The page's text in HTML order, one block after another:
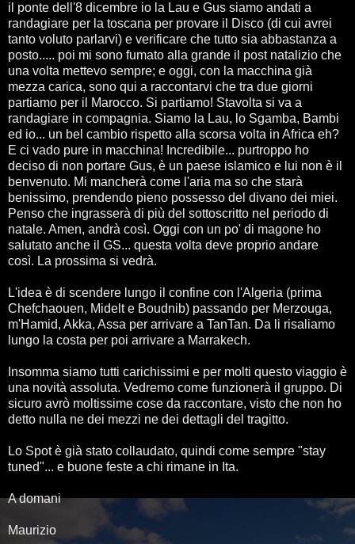
il ponte dell'8 dicembre io la Lau e Gus siamo andati a
randagiare per la toscana per provare il Disco (di cui avrei
tanto voluto parlarvi) e verificare che tutto sia abbastanza a
posto..... poi mi sono fumato alla grande il post natalizio che
una volta mettevo sempre; e oggi, con la macchina già
mezza carica, sono qui a raccontarvi che tra due giorni
partiamo per il Marocco. Si partiamo! Stavolta si va a
randagiare in compagnia. Siamo la Lau, lo Sgamba, Bambi
ed io... un bel cambio rispetto alla scorsa volta in Africa eh?
E ci vado pure in macchina! Incredibile... purtroppo ho
deciso di non portare Gus, è un paese islamico e lui non è il
benvenuto. Mi mancherà come l'aria ma so che starà
benissimo, prendendo pieno possesso del divano dei miei.
Penso che ingrasserà di più del sottoscritto nel periodo di
natale. Amen, andrà così. Oggi con un po' di magone ho
salutato anche il GS... questa volta deve proprio andare
così. La prossima si vedrà.
L'idea è di scendere lungo il confine con l'Algeria (prima
Chefchaouen, Midelt e Boudnib) passando per Merzouga,
m'Hamid, Akka, Assa per arrivare a TanTan. Da li risaliamo
lungo la costa per poi arrivare a Marrakech.
Insomma siamo tutti carichissimi e per molti questo viaggio è
una novità assoluta. Vedremo come funzionerà il gruppo. Di
sicuro avrò moltissime cose da raccontare, visto che non ho
detto nulla ne dei mezzi ne dei dettagli del tragitto.
Lo Spot è già stato collaudato, quindi come sempre "stay
tuned"... e buone feste a chi rimane in Ita.
A domani
Maurizio